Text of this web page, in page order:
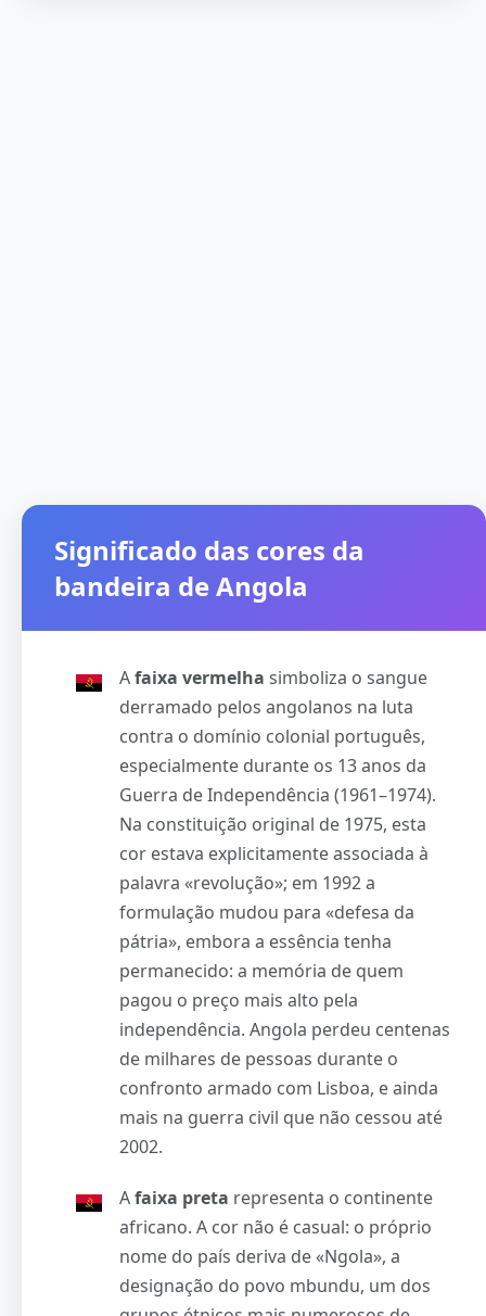
Significado das cores da
bandeira de Angola
Afaixa vermelha simboliza o sangue
derramado pelos angolanos na luta
contra o domínio colonial português,
especialmente durante os 13 anos da
Guerra de Independência (1961–1974).
Na constituição original de 1975, esta
cor estava explicitamente associada à
palavra «revolução»; em 1992 a
formulação mudou para «defesa da
pátria», embora a essência tenha
permanecido: a memória de quem
pagou o preço mais alto pela
independência. Angola perdeu centenas
de milhares de pessoas durante o
confronto armado com Lisboa, e ainda
mais na guerra civil que não cessou até
2002.
Afaixa preta representa o continente
africano. A cor não é casual: o próprio
nome do país deriva de «Ngola», a
designação do povo mbundu, um dos